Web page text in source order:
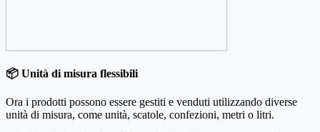
📦 Unità di misura flessibili
Ora i prodotti possono essere gestiti e venduti utilizzando diverse
unità di misura, come unità, scatole, confezioni, metri o litri.